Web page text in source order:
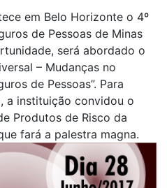
em Belo Horizonte o 4º
de Pessoas de Minas
será abordado o
– Mudanças no
de Pessoas”. Para
a instituição convidou o
Produtos de Risco da
fará a palestra magna.